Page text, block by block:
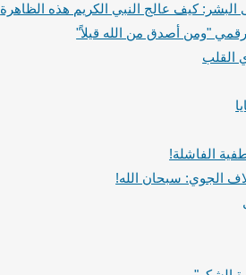
البشر: كيف عالج النبي الكريم هذه الظاهرة
"ومن أصدق من الله قيلاً"
القلب
الفاشلة!
الجوي: سبحان الله!